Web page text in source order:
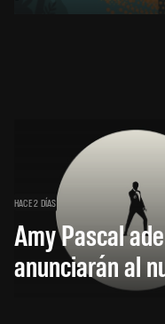
HACE 2 DÍAS
Amy Pascal
anunciarán al